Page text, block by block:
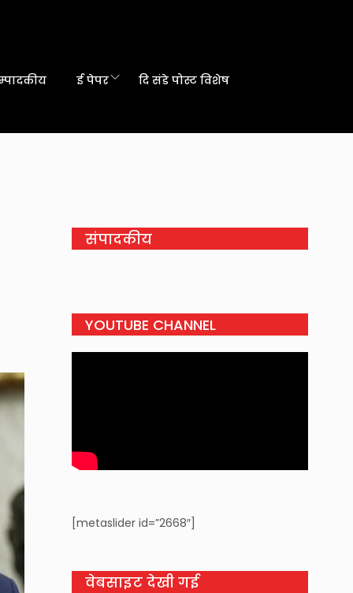
ई पेपर दि संडे पोस्ट विशेष
संपादकीय
YOUTUBE CHANNEL
[metaslider id=”2668″]
वेबसाइट देखी गई